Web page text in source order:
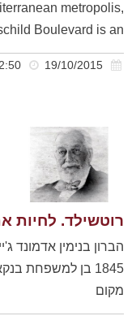
metropolis,
Boulevard is an
רוטשילד. לחיות
הברון בנימין אדמונד
1845 בן למשפחת
מקום